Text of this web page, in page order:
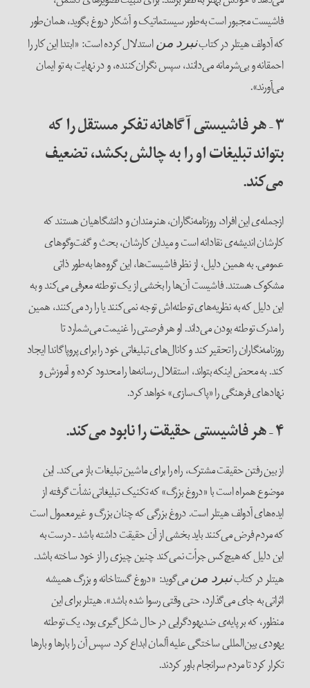
فاشیست مجبور است به‌طور سیستماتیک و آشکار دروغ بگوید، همان‌طور
که آدولف هیتلر در کتابنبرد من استدلال کرده است: «ابتدا این کار را
احمقانه و بی‌شرمانه می‌دانند، سپس نگران‌کننده، و در نهایت به تو ایمان
می‌آورند».
۳–هر فاشیستی آگاهانه تفکر مستقل را که
بتواند تبلیغات او را به چالش بکشد، تضعیف
می‌کند.
ازجمله‌ی این افراد، روزنامه‌نگاران، هنرمندان و دانشگاهیان هستند که
کارشان اندیشه‌ی نقادانه است و میدان کارشان، بحث و گفت‌وگوهای
عمومی. به همین دلیل، از نظر فاشیست‌ها، این گروه‌ها به‌طور ذاتی
مشکوک هستند. فاشیست آن‌ها را بخشی از یک توطئه معرفی می‌کند و به
این دلیل که به نظریه‌های توطئه‌اش توجه نمی‌کنند یا را رد می‌کنند، همین
را مدرک توطئه بودن می‌داند. او هر فرصتی را غنیمت می‌شمارد تا
روزنامه‌نگاران را تحقیر کند و کانال‌های تبلیغاتی خود را برای پروپاگاندا ایجاد
کند. به محض اینکه بتواند، استقلال رسانه‌ها را محدود کرده و آموزش و
نهادهای فرهنگی را «پاک‌سازی» خواهد کرد.
۴–هر فاشیستی حقیقت را نابود می‌کند.
از بین رفتن حقیقت مشترک، راه را برای ماشین تبلیغات باز می‌کند. این
موضوع همراه است با «دروغ بزرگ» که تکنیک تبلیغاتی نشأت گرفته از
ایده‌های آدولف هیتلر است. دروغ بزرگی که چنان بزرگ و غیرمعمول است
که مردم فرض می‌کنند باید بخشی از آن حقیقت داشته باشد – درست به
این دلیل که هیچ‌کس جرأت نمی‌کند چنین چیزی را از خود ساخته باشد.
هیتلر در کتابنبرد من می‌گوید: «دروغ گستاخانه و بزرگ همیشه
اثراتی به جای می‌گذارد، حتی وقتی رسوا شده باشد». هیتلر برای این
منظور، که بر پایه‌ی ضدیهودگرایی در حال شکل‌گیری بود، یک توطئه
یهودی بین‌المللی ساختگی علیه آلمان ابداع کرد. سپس آن را بارها و بارها
تکرار کرد تا مردم سرانجام باور کردند.